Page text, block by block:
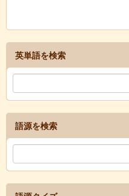
英単語を検索
語源を検索